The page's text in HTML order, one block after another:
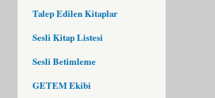
Talep Edilen Kitaplar
Sesli Kitap Listesi
Sesli Betimleme
GETEM Ekibi